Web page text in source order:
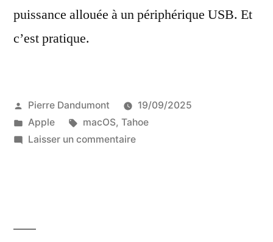
puissance allouée à un périphérique USB. Et
c’est pratique.
Publié
par
Pierre Dandumont
19/09/2025
Publié
dans
Apple Étiquettes :
macOS, Tahoe
Laisser un commentairesur